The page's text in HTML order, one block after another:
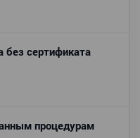
сертификата
процедурам